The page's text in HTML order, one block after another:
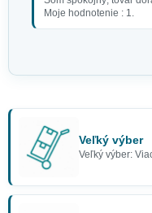
Moje hodnotenie : 1.
Veľký výber
Veľký výber: